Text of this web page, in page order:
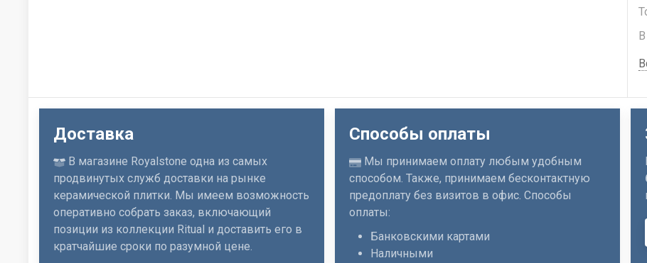
Доставка
В магазине Royalstone одна из самых
продвинутых служб доставки на рынке
керамической плитки. Мы имеем возможность
оперативно собрать заказ, включающий
позиции из коллекции Ritual и доставить его в
кратчайшие сроки по разумной цене.
Способы оплаты
Мы принимаем оплату любым удобным
способом. Также, принимаем бесконтактную
предоплату без визитов в офис. Способы
оплаты:
Банковскими картами
Наличными